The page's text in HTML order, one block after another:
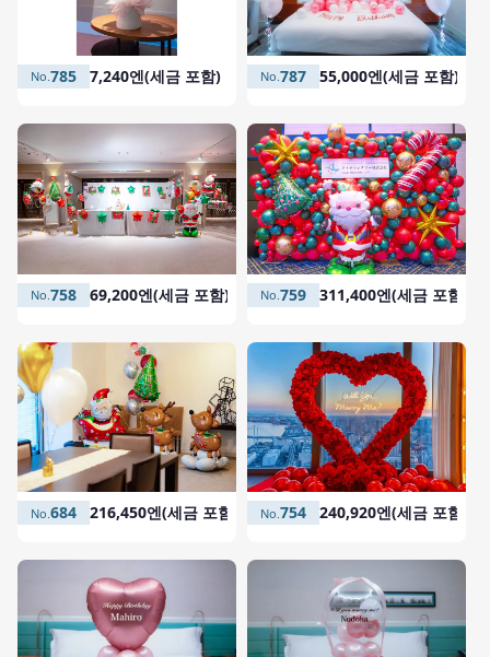
787 55,000엔(세금 포함)
785 7,240엔(세금 포함)
759 311,400엔(세금 포함)
758 69,200엔(세금 포함)
754 240,920엔(세금 포함)
684 216,450엔(세금 포함)